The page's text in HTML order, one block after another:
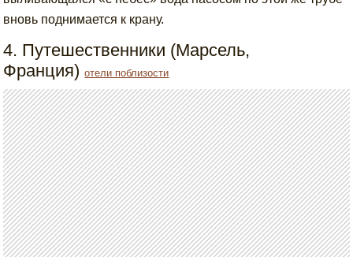
вновь поднимается к крану.
4. Путешественники (Марсель,
Франция)отели поблизости